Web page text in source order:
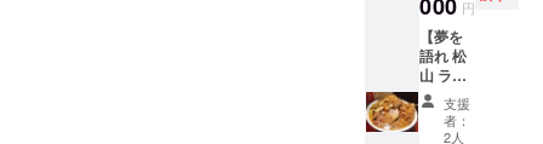
ため仲間を
育成中。現
在夢を語れ
るラーメン
屋14道府県
限定
ラーメ
ンにつ
きまし
ては
差額を
お支払
なれま
せん。
※21年
11/1～
22年
4/30の
半年間
の初期
ユー
ザーと
して
SNSに
もご招
待させ
ンが食
べ放題
になる
夢の限
定リ
ターン
です。
円
【夢を
語れ 松
山 ラー
メン半
年間食
べ放
支援
者：
2人